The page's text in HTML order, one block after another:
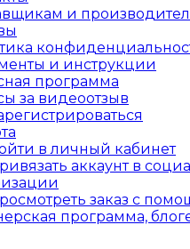
и
и инструкции
программа
за видеоотзыв
в личный кабинет
аккаунт в
заказ с
программа,